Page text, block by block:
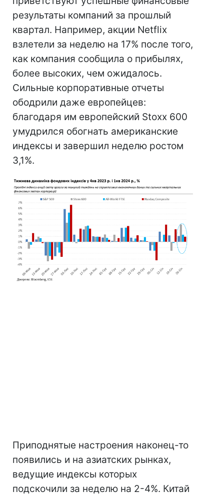
результаты компаний за прошлый
квартал. Например, акции Netflix
взлетели за неделю на 17% после того,
как компания сообщила о прибылях,
более высоких, чем ожидалось.
Сильные корпоративные отчеты
ободрили даже европейцев:
благодаря им европейский Stoxx 600
умудрился обогнать американские
индексы и завершил неделю ростом
3,1%.
Приподнятые настроения наконец-то
появились и на азиатских рынках,
ведущие индексы которых
подскочили за неделю на 2-4%. Китай